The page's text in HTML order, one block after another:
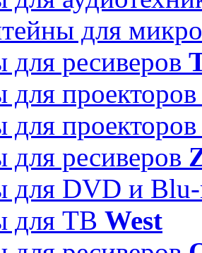
для
для ресиверов
для
для
для ресиверов
для DVD и
для ТВ West